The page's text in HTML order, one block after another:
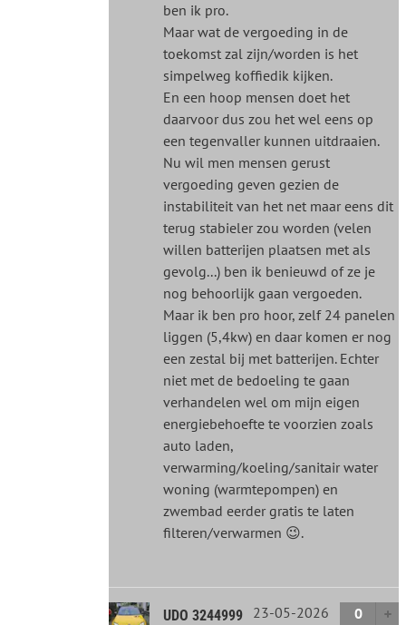
ben ik pro.
Maar wat de vergoeding in de
toekomst zal zijn/worden is het
simpelweg koffiedik kijken.
En een hoop mensen doet het
daarvoor dus zou het wel eens op
een tegenvaller kunnen uitdraaien.
Nu wil men mensen gerust
vergoeding geven gezien de
instabiliteit van het net maar eens dit
terug stabieler zou worden (velen
willen batterijen plaatsen met als
gevolg...) ben ik benieuwd of ze je
nog behoorlijk gaan vergoeden.
Maar ik ben pro hoor, zelf 24 panelen
liggen (5,4kw) en daar komen er nog
een zestal bij met batterijen. Echter
niet met de bedoeling te gaan
verhandelen wel om mijn eigen
energiebehoefte te voorzien zoals
auto laden,
verwarming/koeling/sanitair water
woning (warmtepompen) en
zwembad eerder gratis te laten
filteren/verwarmen 😉.
UDO 3244999 23-05-2026
0